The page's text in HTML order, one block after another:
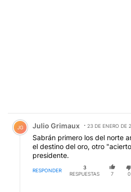
Comentario de Julio Grimaux.
JG Julio Grimaux 23 DE ENERO DE
Sabrán primero los del norte
el destino del oro, otro
presidente.
RESPONDER
3
RESPUESTAS
7 0